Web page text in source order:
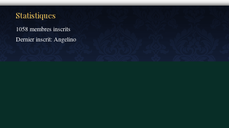
Statistiques
1058 membres inscrits
Dernier inscrit: Angelino